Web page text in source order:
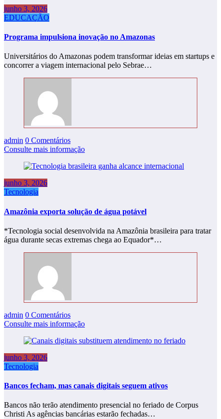
junho 3, 2026
EDUCAÇÃO
Programa impulsiona inovação no Amazonas
Universitários do Amazonas podem transformar ideias em startups e
concorrer a viagem internacional pelo Sebrae…
admin 0 Comentários
Consulte mais informação
junho 3, 2026
Tecnologia
Amazônia exporta solução de água potável
*Tecnologia social desenvolvida na Amazônia brasileira para tratar
água durante secas extremas chega ao Equador*…
admin 0 Comentários
Consulte mais informação
junho 3, 2026
Tecnologia
Bancos fecham, mas canais digitais seguem ativos
Bancos não terão atendimento presencial no feriado de Corpus
Christi As agências bancárias estarão fechadas…